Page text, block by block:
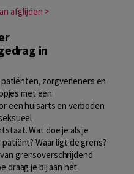
afglijden >
in
zorgverleners en
met een
een huisarts en verboden
Wat doe je als je
Waar ligt de grens?
grensoverschrijdend
draag je bij aan het